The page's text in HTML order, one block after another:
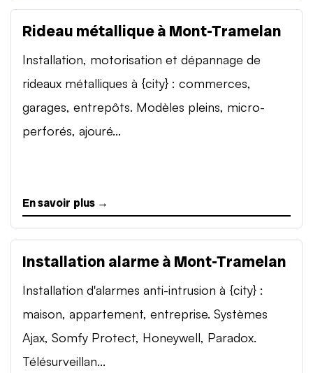
Rideau métallique à Mont-Tramelan
Installation, motorisation et dépannage de
rideaux métalliques à {city} : commerces,
garages, entrepôts. Modèles pleins, micro-
perforés, ajouré...
En savoir plus →
Installation alarme à Mont-Tramelan
Installation d'alarmes anti-intrusion à {city} :
maison, appartement, entreprise. Systèmes
Ajax, Somfy Protect, Honeywell, Paradox.
Télésurveillan...